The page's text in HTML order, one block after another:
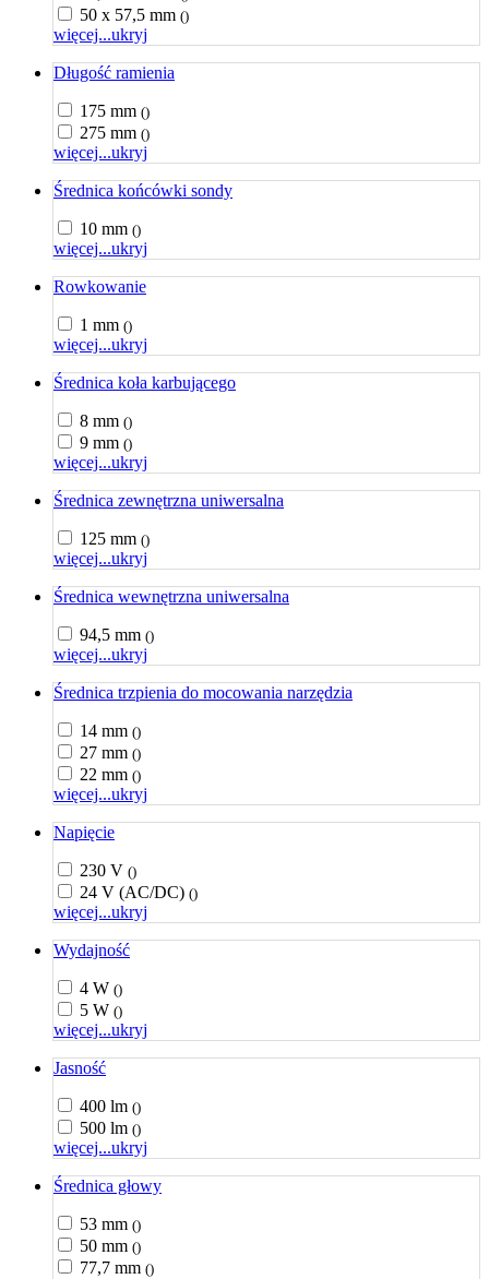
50 x 57,5 mm ()
więcej...ukryj
Długość ramienia
175 mm ()
275 mm ()
więcej...ukryj
Średnica końcówki sondy
10 mm ()
więcej...ukryj
Rowkowanie
1 mm ()
więcej...ukryj
Średnica koła karbującego
8 mm ()
9 mm ()
więcej...ukryj
Średnica zewnętrzna uniwersalna
125 mm ()
więcej...ukryj
Średnica wewnętrzna uniwersalna
94,5 mm ()
więcej...ukryj
Średnica trzpienia do mocowania narzędzia
14 mm ()
27 mm ()
22 mm ()
więcej...ukryj
Napięcie
230 V ()
24 V (AC/DC) ()
więcej...ukryj
Wydajność
4 W ()
5 W ()
więcej...ukryj
Jasność
400 lm ()
500 lm ()
więcej...ukryj
Średnica głowy
53 mm ()
50 mm ()
77,7 mm ()